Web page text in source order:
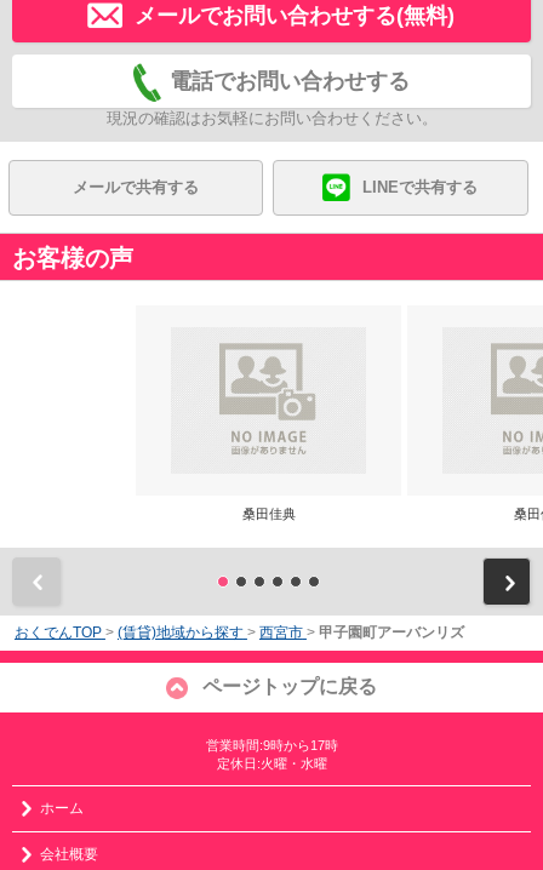
メールでお問い合わせする(無料)
電話でお問い合わせする
現況の確認はお気軽にお問い合わせください。
メールで共有する LINEで共有する
お客様の声
桑田佳典 桑田
おくでんTOP > (賃貸)地域から探す > 西宮市 > 甲子園町アーバンリズ
ページトップに戻る
営業時間:9時から17時
定休日:火曜・水曜
ホーム
会社概要